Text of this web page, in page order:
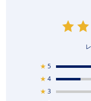
★ 5
★ 4
★ 3